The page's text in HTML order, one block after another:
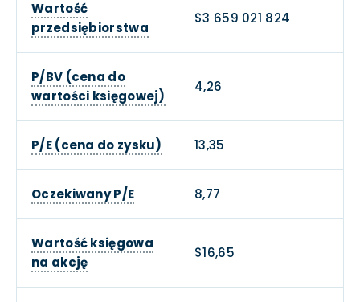
Wartość
przedsiębiorstwa
$3 659 021 824
P/BV (cena do
wartości księgowej)
4,26
P/E (cena do zysku) 13,35
Oczekiwany P/E 8,77
Wartość księgowa
na akcję
$16,65